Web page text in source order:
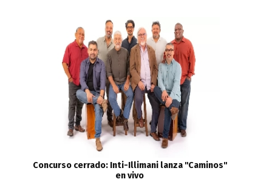
Concurso cerrado: Inti-Illimani lanza ''Caminos''
en vivo